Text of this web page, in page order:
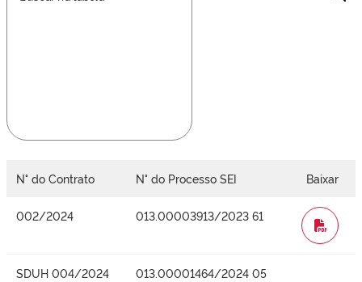
N° do Contrato N° do Processo SEI Baixar
002/2024 013.00003913/2023 61
WORD
SDUH 004/2024 013.00001464/2024 05